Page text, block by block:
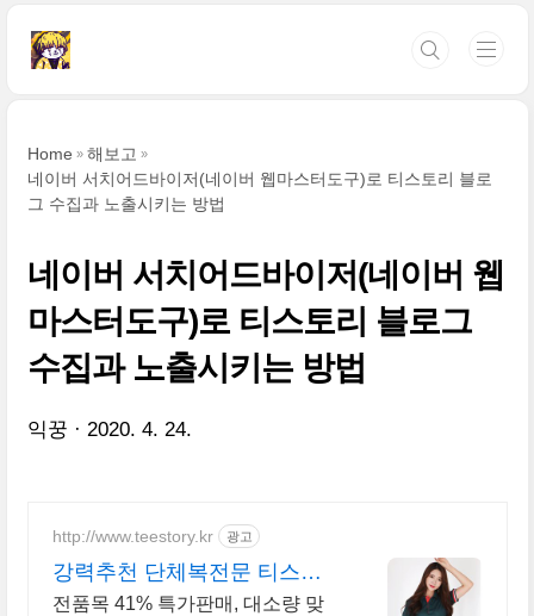
Home
해보고
네이버 서치어드바이저(네이버 웹마스터도구)로 티스토리 블로
그 수집과 노출시키는 방법
네이버 서치어드바이저(네이버 웹
마스터도구)로 티스토리 블로그
수집과 노출시키는 방법
익꿍 2020. 4. 24.
http://www.teestory.kr 광고
강력추천 단체복전문 티스토
리 16년 전통의 전문업체
전품목 41% 특가판매, 대소량 맞